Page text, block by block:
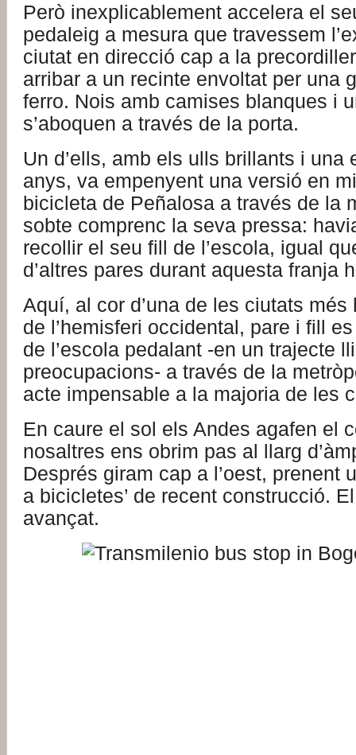
Però inexplicablement accelera el
pedaleig a mesura que travessem
ciutat en direcció cap a la
arribar a un recinte envoltat per una
ferro. Nois amb camises blanques i
s’aboquen a través de la porta.
Un d’ells, amb els ulls brillants i una
anys, va empenyent una versió en
bicicleta de Peñalosa a través de la
sobte comprenc la seva pressa:
recollir el seu fill de l’escola, igual
d’altres pares durant aquesta franja
Aquí, al cor d’una de les ciutats
de l’hemisferi occidental, pare i fill
de l’escola pedalant -en un trajecte
preocupacions- a través de la
acte impensable a la majoria de les
En caure el sol els Andes agafen el
nosaltres ens obrim pas al llarg
Després giram cap a l’oest, prenent
a bicicletes’ de recent construcció.
avançat.